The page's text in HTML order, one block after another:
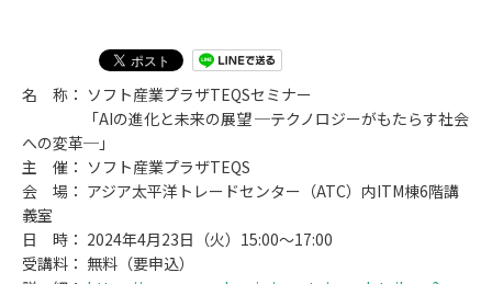
名 称： ソフト産業プラザTEQSセミナー
「AIの進化と未来の展望 ─テクノロジーがもたらす社会
への変革─」
主 催： ソフト産業プラザTEQS
会 場： アジア太平洋トレードセンター（ATC）内ITM棟6階講
義室
日 時： 2024年4月23日（火）15:00～17:00
受講料： 無料（要申込）